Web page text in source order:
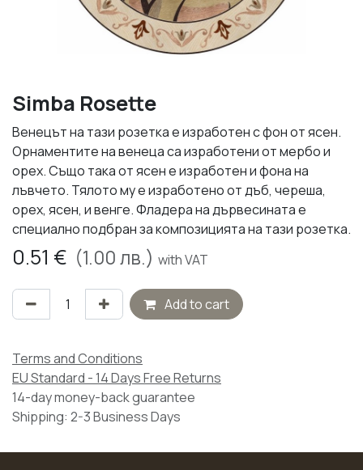
Simba Rosette
Венецът на тази розетка е изработен с фон от ясен.
Орнаментите на венеца са изработени от мербо и
орех. Също така от ясен е изработен и фона на
лъвчето. Тялото му е изработено от дъб, череша,
орех, ясен, и венге. Фладера на дървесината е
специално подбран за композицията на тази розетка.
0.51 € (1.00лв.) with VAT
Add to cart
Terms and Conditions
EU Standard - 14 Days Free Returns
14-day money-back guarantee
Shipping: 2-3 Business Days